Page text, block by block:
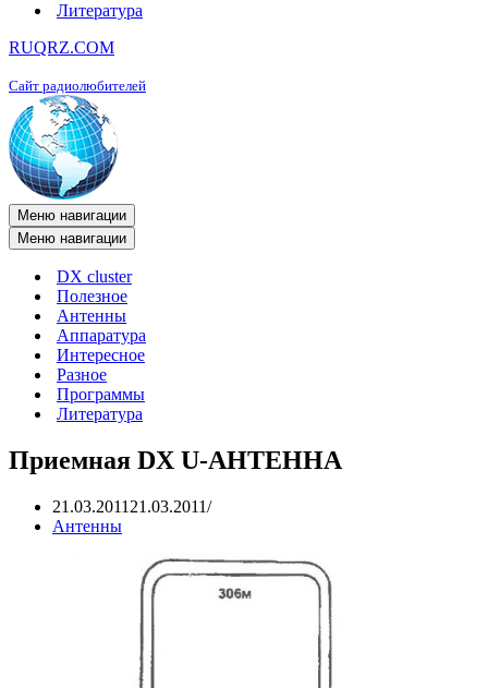
Литература
RUQRZ.COM
Сайт радиолюбителей
Меню навигации
Меню навигации
DX cluster
Полезное
Антенны
Аппаратура
Интересное
Разное
Программы
Литература
Приемная DX U-AHTEHHA
21.03.2011 21.03.2011
Антенны